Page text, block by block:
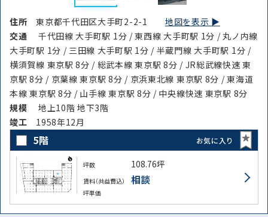
住所東京都千代田区大手町2-2-1地図を表示 ▶︎
交通
千代田線 大手町駅 1分 / 東西線 大手町駅 1分 / 丸ノ内線
大手町駅 1分 / 三田線 大手町駅 1分 / 半蔵門線 大手町駅 1分 /
横須賀線 東京駅 8分 / 総武本線 東京駅 8分 / JR総武線快速 東
京駅 8分 / 京葉線 東京駅 8分 / 京浜東北線 東京駅 8分 / 東海道
本線 東京駅 8分 / 山手線 東京駅 8分 / 中央線快速 東京駅 8分
規模
地上10階 地下3階
竣⼯ 1958年12月
5階 お気に入り
坪数 108.76坪
賃料（共益費込） 相談
坪単価